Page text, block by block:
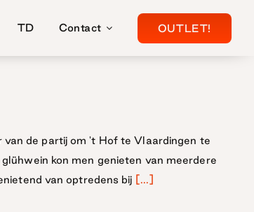
TD Contact OUTLET!
de partij om 't Hof te Vlaardingen te
kon men genieten van meerdere
van optredens bij [...]